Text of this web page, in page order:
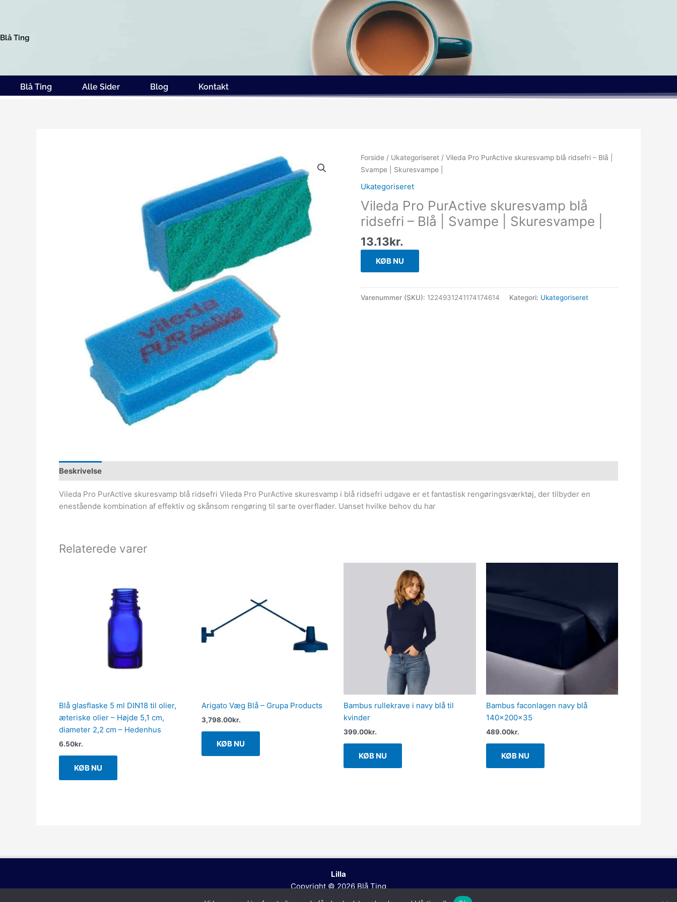
Blå Ting
Blå Ting Alle Sider Blog Kontakt
Forside / Ukategoriseret / Vileda Pro PurActive skuresvamp blå ridsefri – Blå |
Svampe | Skuresvampe |
Ukategoriseret
Vileda Pro PurActive skuresvamp blå
ridsefri – Blå | Svampe | Skuresvampe |
13.13kr.
KØB NU
Varenummer (SKU): 1224931241174174614 Kategori: Ukategoriseret
Beskrivelse
Vileda Pro PurActive skuresvamp blå ridsefri Vileda Pro PurActive skuresvamp i blå ridsefri udgave er et fantastisk rengøringsværktøj, der tilbyder en
enestående kombination af effektiv og skånsom rengøring til sarte overflader. Uanset hvilke behov du har
Relaterede varer
Blå glasflaske 5 ml DIN18 til olier,
æteriske olier – Højde 5,1 cm,
diameter 2,2 cm – Hedenhus
6.50kr.
KØB NU
Arigato Væg Blå – Grupa Products
3,798.00kr.
KØB NU
Bambus rullekrave i navy blå til
kvinder
399.00kr.
KØB NU
Bambus faconlagen navy blå
140x200x35
489.00kr.
KØB NU
Lilla
Copyright © 2026Blå Ting